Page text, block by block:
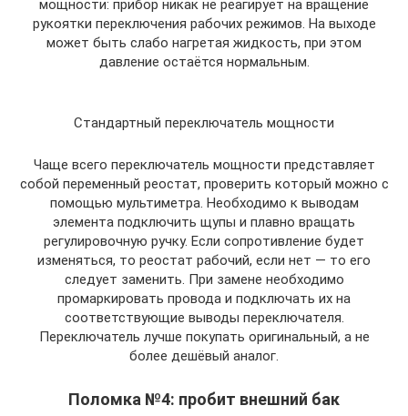
мощности: прибор никак не реагирует на вращение
рукоятки переключения рабочих режимов. На выходе
может быть слабо нагретая жидкость, при этом
давление остаётся нормальным.
Стандартный переключатель мощности
Чаще всего переключатель мощности представляет
собой переменный реостат, проверить который можно с
помощью мультиметра. Необходимо к выводам
элемента подключить щупы и плавно вращать
регулировочную ручку. Если сопротивление будет
изменяться, то реостат рабочий, если нет — то его
следует заменить. При замене необходимо
промаркировать провода и подключать их на
соответствующие выводы переключателя.
Переключатель лучше покупать оригинальный, а не
более дешёвый аналог.
Поломка №4: пробит внешний бак